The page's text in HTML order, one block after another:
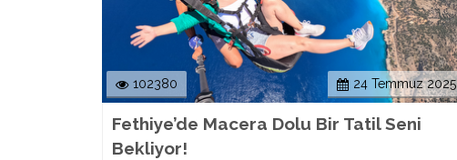
24 Temmuz 2025
102380
Fethiye’de Macera Dolu Bir Tatil Seni
Bekliyor!